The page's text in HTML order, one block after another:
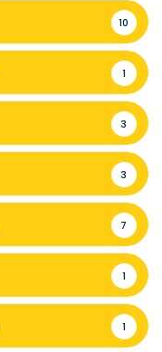
10
1
3
3
7
1
1